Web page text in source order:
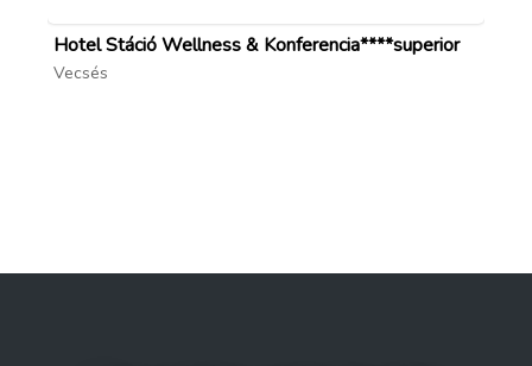
Hotel Stáció Wellness & Konferencia****superior
Vecsés